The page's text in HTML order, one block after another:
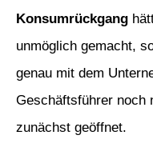
Konsumrückgang
unmöglich gemacht,
genau mit dem
Geschäftsführer noch
zunächst geöffnet.